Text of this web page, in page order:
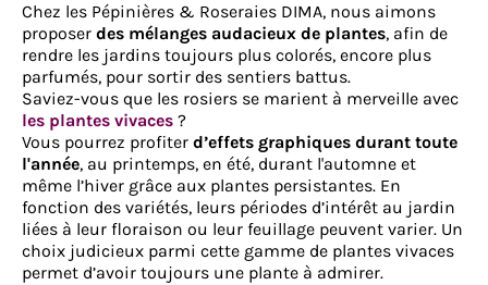
Chez les Pépinières & Roseraies DIMA, nous aimons
proposer des mélanges audacieux de plantes, afin de
rendre les jardins toujours plus colorés, encore plus
parfumés, pour sortir des sentiers battus.
Saviez-vous que les rosiers se marient à merveille avec
les plantes vivaces ?
Vous pourrez profiter d’effets graphiques durant toute
l'année, au printemps, en été, durant l'automne et
même l’hiver grâce aux plantes persistantes. En
fonction des variétés, leurs périodes d’intérêt au jardin
liées à leur floraison ou leur feuillage peuvent varier. Un
choix judicieux parmi cette gamme de plantes vivaces
permet d’avoir toujours une plante à admirer.